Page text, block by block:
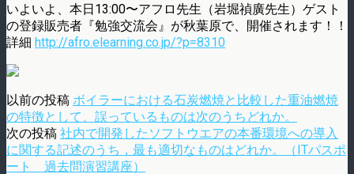
いよいよ、本日13:00〜アフロ先生（岩堀禎廣先生）ゲスト
の登録販売者『勉強交流会』が秋葉原で、開催されます！！
詳細 http://afro.elearning.co.jp/?p=8310
以前の投稿 ボイラーにおける石炭燃焼と比較した重油燃焼
の特徴として、誤っているものは次のうちどれか。
次の投稿 社内で開発したソフトウエアの本番環境への導入
に関する記述のうち，最も適切なものはどれか。（ITパスポ
ート 過去問演習講座）